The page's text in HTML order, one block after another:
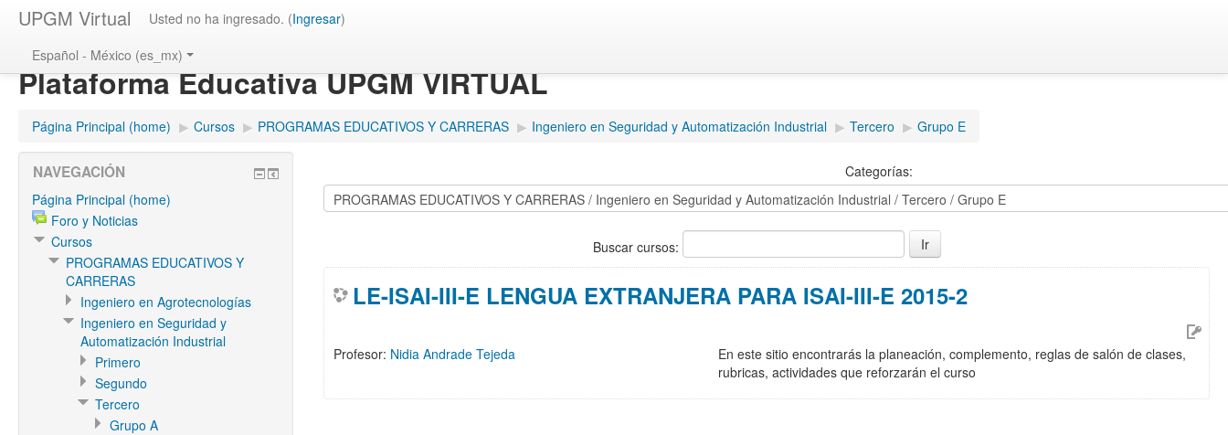
UPGM Virtual Usted no ha ingresado. (Ingresar)
Español - México (es_mx)
Plataforma Educativa UPGM VIRTUAL
Página Principal (home) ▶ Cursos ▶ PROGRAMAS EDUCATIVOS Y CARRERAS ▶ Ingeniero en Seguridad y Automatización Industrial ▶ Tercero ▶ Grupo E
Categorías:
Buscar cursos:
LE-ISAI-III-E LENGUA EXTRANJERA PARA ISAI-III-E 2015-2
En este sitio encontrarás la planeación, complemento, reglas de salón de clases,
rubricas, actividades que reforzarán el curso
Profesor: Nidia Andrade Tejeda
NAVEGACIÓN
Página Principal (home)
Foro y Noticias
Cursos
PROGRAMAS EDUCATIVOS Y
CARRERAS
Ingeniero en Agrotecnologías
Ingeniero en Seguridad y
Automatización Industrial
Primero
Segundo
Tercero
Grupo A